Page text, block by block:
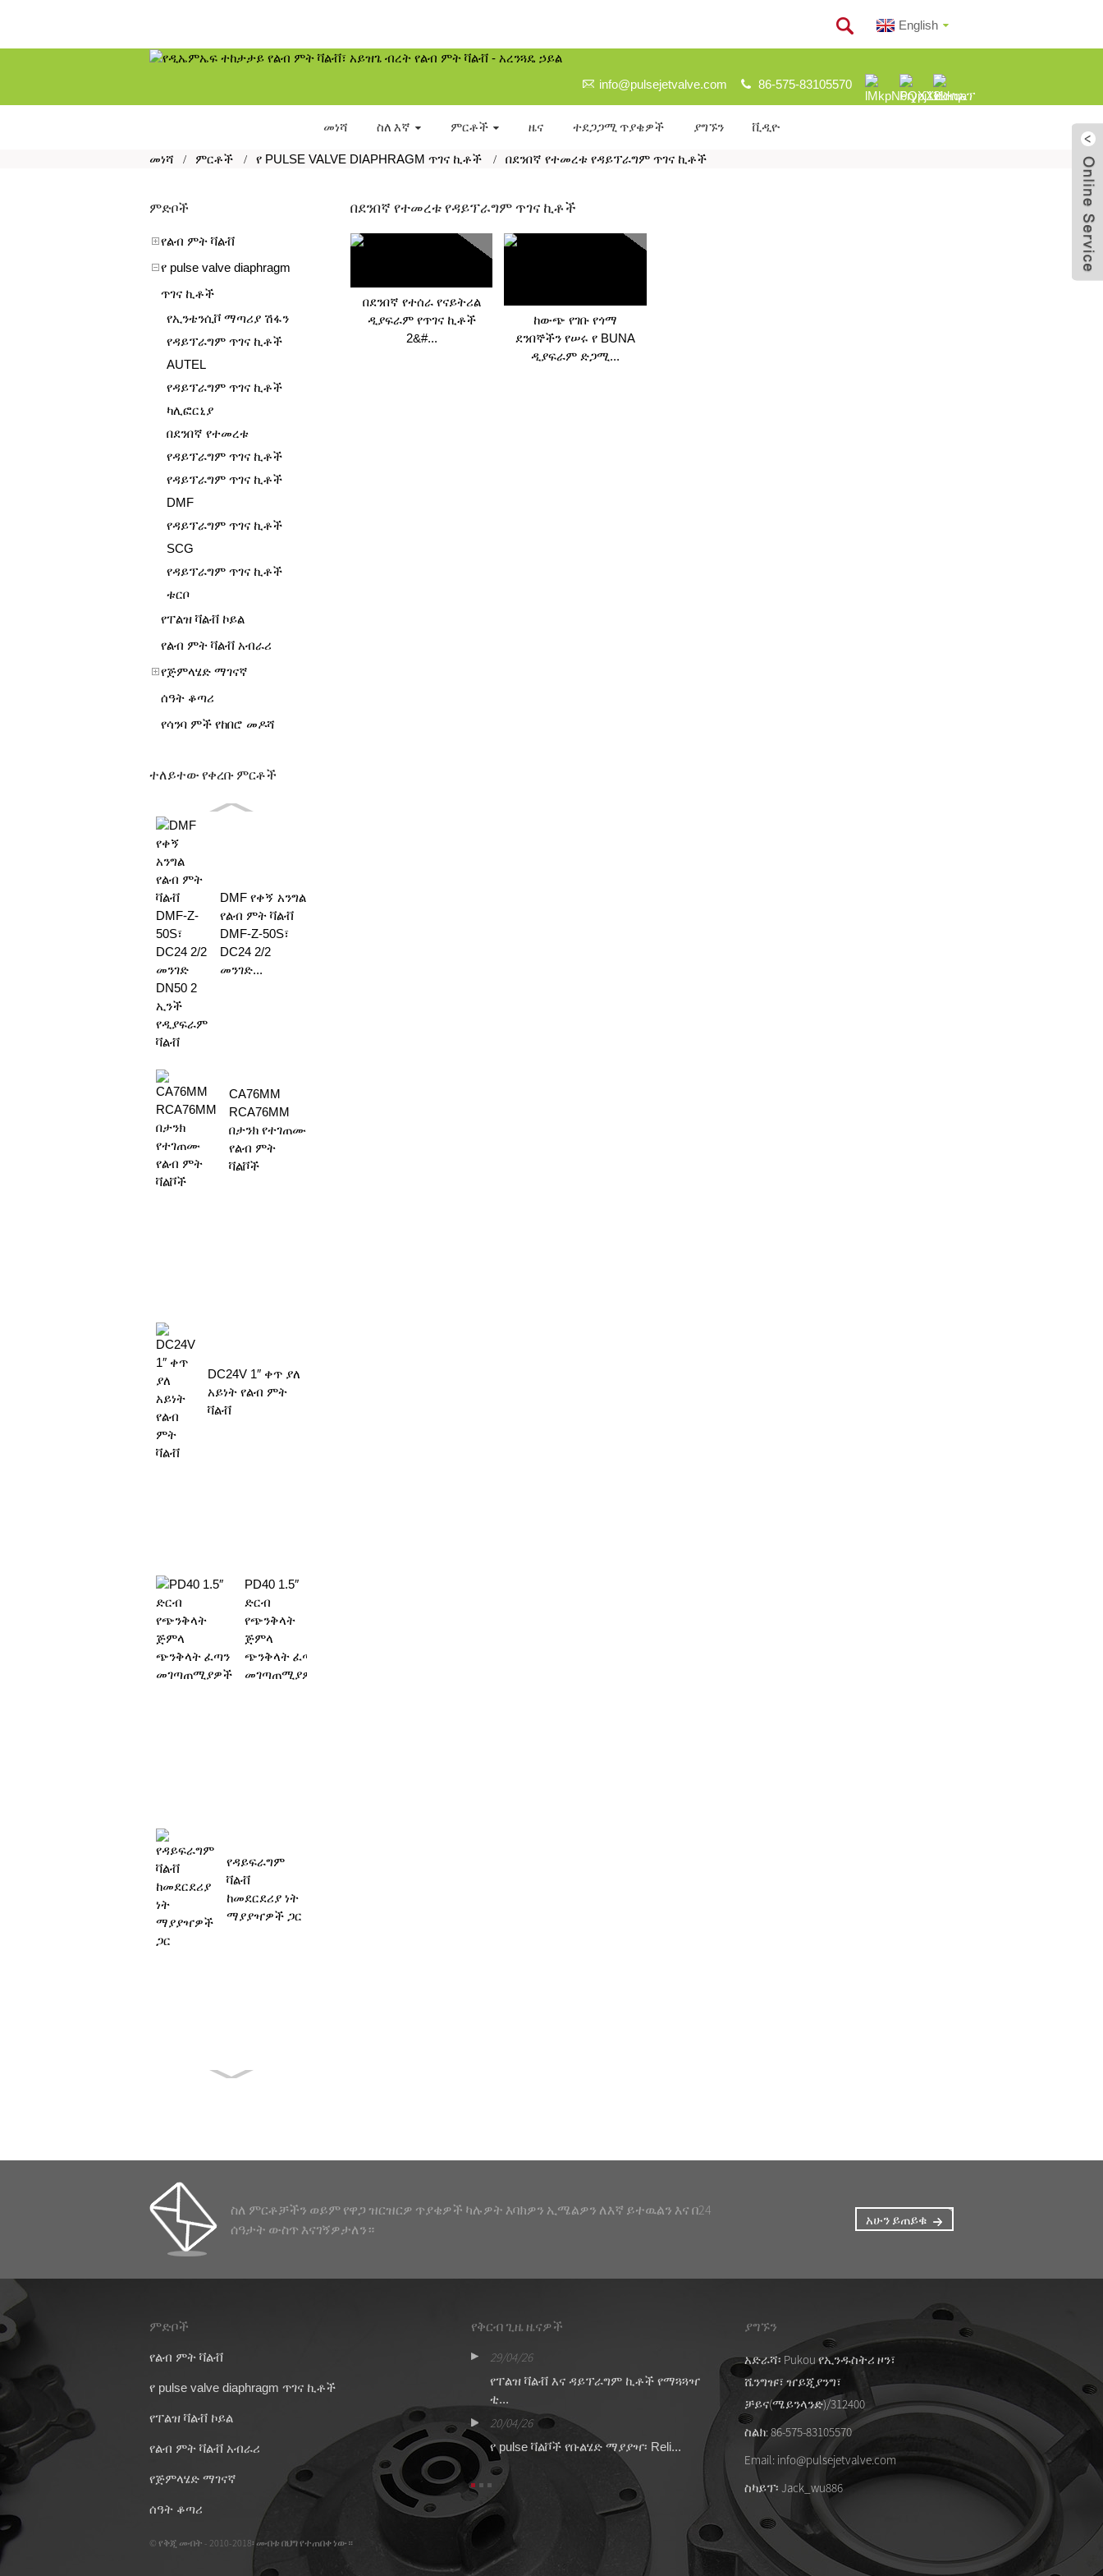
English
info@pulsejetvalve.com 86-575-83105570
መነሻ ስለ እኛ ምርቶች ዜና ተደጋጋሚ ጥያቄዎች ያግኙን ቪዲዮ
መነሻ ምርቶች የ PULSE VALVE DIAPHRAGM ጥገና ኪቶች በደንበኛ የተመረቱ የዳይፕራግም ጥገና ኪቶች
ምድቦች
የልብ ምት ቫልቭ
የ pulse valve diaphragm
ጥገና ኪቶች
የኢንቴንሲቮ ማጣሪያ ሽፋን
የዳይፕራግም ጥገና ኪቶች
AUTEL
የዳይፕራግም ጥገና ኪቶች
ካሊፎርኒያ
በደንበኛ የተመረቱ
የዳይፕራግም ጥገና ኪቶች
የዳይፕራግም ጥገና ኪቶች
DMF
የዳይፕራግም ጥገና ኪቶች
SCG
የዳይፕራግም ጥገና ኪቶች
ቱርቦ
የፐልዝ ቫልቭ ኮይል
የልብ ምት ቫልቭ አብራሪ
የጅምላሄድ ማገናኛ
ሰዓት ቆጣሪ
የሳንባ ምች የከበሮ መዶሻ
ተለይተው የቀረቡ ምርቶች
DMF የቀኝ አንግል
የልብ ምት ቫልቭ
DMF-Z-50S፣
DC24 2/2
መንገድ...
CA76MM
RCA76MM
በታንክ የተገጠሙ
የልብ ምት
ቫልቮች
DC24V 1″ ቀጥ ያለ
አይነት የልብ ምት
ቫልቭ
PD40 1.5″
ድርብ
የጭንቅላት
ጅምላ
ጭንቅላት ፈጣን
መገጣጠሚያዎች
የዳይፍራግም
ቫልቭ
ከመደርደሪያ ነት
ማያያዣዎች ጋር
RCAC45FS
የፍላንጅ አይነት
...
መቆጣጠሪያ
የከረጢት ቤት
ማጣሪያ
በደንበኛ የተመረቱ የዳይፕራግም ጥገና ኪቶች
በደንበኛ የተሰራ የናይትሪል
ዲያፍራም የጥገና ኪቶች
2&#...
ከውጭ የገቡ የጎማ
ደንበኞችን የሠሩ የ BUNA
ዲያፍራም ድጋሚ...
ስለ ምርቶቻችን ወይም የዋጋ ዝርዝርዎ ጥያቄዎች ካሉዎት እባክዎን ኢሜልዎን ለእኛ ይተዉልን እና በ24
ሰዓታት ውስጥ እናገኝዎታለን።
አሁን ይጠይቁ
ምድቦች
የልብ ምት ቫልቭ
የ pulse valve diaphragm ጥገና ኪቶች
የፐልዝ ቫልቭ ኮይል
የልብ ምት ቫልቭ አብራሪ
የጅምላሄድ ማገናኛ
ሰዓት ቆጣሪ
© የቅጂ መብት - 2010-2018፡ መብቱ በህግ የተጠበቀ ነው።
የቅርብ ጊዜ ዜናዎች
ለ ASCO SCG353A044 የልብ ምት ቫልቭ
ሽፋን
29/04/26
የፐልዝ ቫልቭ እና ዳይፕራግም ኪቶች የማጓጓዣ
ቲ...
20/04/26
የ pulse ቫልቮች የቡልሄድ ማያያዣ፡ Reli...
16/04/26
ብቁ የሆኑ የዲኤምኤፍ-ዚ-40ኤስ ዲያፍራም
ኪቶች
13/04/26
የ pulse ቫልቭ እና ዲያፍራም ኪቶች ለ... ዝግጁ
ናቸው።
ለ ASCO SCG353A044
ያግኙን
አድራሻ፡ Pukou የኢንዱስትሪ ዞን፣
ሼንግዡ፣ ዠይጂያንግ፣
ቻይና(ሜይንላንድ)/312400
ስልክ: 86-575-83105570
Email: info@pulsejetvalve.com
ስካይፕ፡ Jack_wu886